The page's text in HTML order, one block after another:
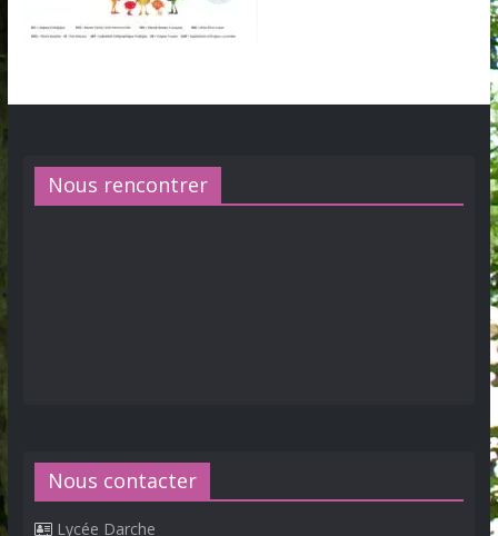
Nous rencontrer
Nous contacter
Lycée Darche